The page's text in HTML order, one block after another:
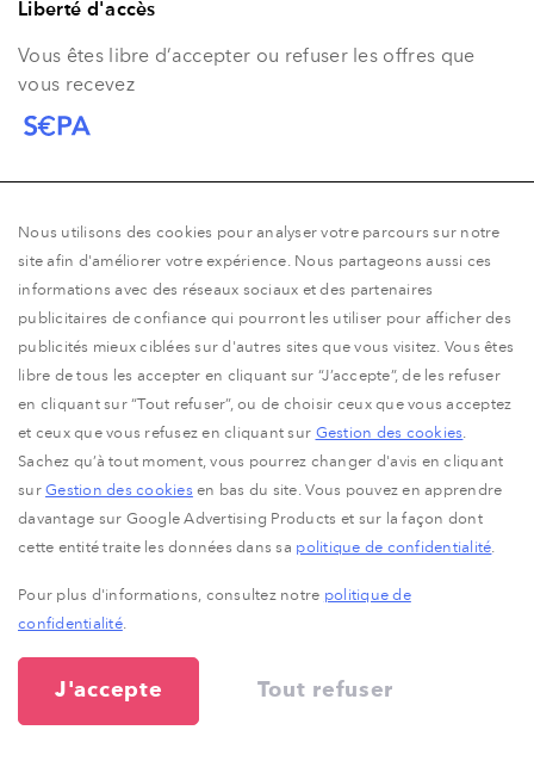
Liberté d'accès
Vous êtes libre d’accepter ou refuser les offres que
vous recevez
Paiement par PayPal ou virement bancaire SEPA
Nouvelle source de revenu
Les articles sponsorisés ne prennent la place d'aucune
autre publicité : c'est une nouvelle source de revenu
Commission
Nous utilisons des cookies pour analyser votre parcours sur notre
site afin d'améliorer votre expérience. Nous partageons aussi ces
informations avec des réseaux sociaux et des partenaires
publicitaires de confiance qui pourront les utiliser pour afficher des
publicités mieux ciblées sur d'autres sites que vous visitez. Vous êtes
libre de tous les accepter en cliquant sur “J’accepte”, de les refuser
en cliquant sur “Tout refuser”, ou de choisir ceux que vous acceptez
et ceux que vous refusez en cliquant sur Gestion des cookies.
Sachez qu’à tout moment, vous pourrez changer d'avis en cliquant
surGestion des cookies en bas du site. Vous pouvez en apprendre
davantage sur Google Advertising Products et sur la façon dont
cette entité traite les données dans sa politique de confidentialité.
Pour plus d'informations, consultez notre politique de
confidentialité.
J'accepte Tout refuser